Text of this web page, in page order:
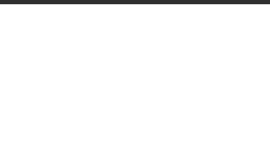
Aviso Legal-Política de Privacidad-Política de Cookies-